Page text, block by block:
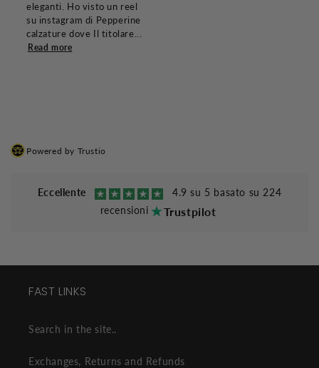
eleganti. Ho visto un reel
su instagram di Pepperine
calzature dove Il titolare...
Read more
Powered by Trustio
Eccellente
4.9 su 5 basato su 224
recensioni
Trustpilot
FAST LINKS
Search in the site..
Exchanges, Returns and Refunds